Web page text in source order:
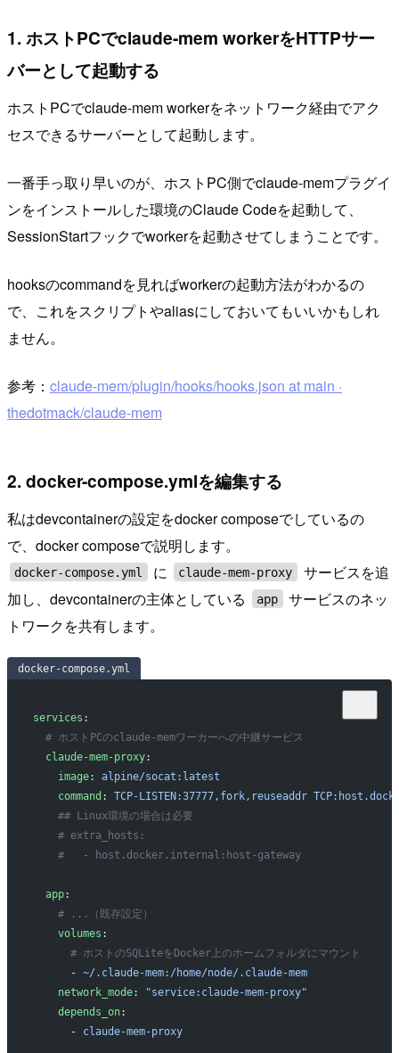
1. ホストPCでclaude-mem workerをHTTPサー
バーとして起動する
ホストPCでclaude-mem workerをネットワーク経由でアク
セスできるサーバーとして起動します。
一番手っ取り早いのが、ホストPC側でclaude-memプラグイ
ンをインストールした環境のClaude Codeを起動して、
SessionStartフックでworkerを起動させてしまうことです。
hooksのcommandを見ればworkerの起動方法がわかるの
で、これをスクリプトやaliasにしておいてもいいかもしれ
ません。
参考： claude-mem/plugin/hooks/hooks.json at main ·
thedotmack/claude-mem
2. docker-compose.ymlを編集する
私はdevcontainerの設定をdocker composeでしているの
で、docker composeで説明します。
docker-compose.yml に claude-mem-proxy
サービスを追
加し、devcontainerの主体としている
app
サービスのネッ
トワークを共有します。
docker-compose.yml
services :
  # ホストPCのclaude-memワーカーへの中継サービス
  claude-mem-proxy
:
    image
: alpine/socat:latest
    command
: TCP-LISTEN:37777,fork,reuseaddr
    ## Linux環境の場合は必要
    # extra_hosts:
    #   - host.docker.internal:host-gateway
  app
:
    # ...（既存設定）
    volumes
:
      # ホストのSQLiteをDocker上のホームフォルダにマウント
      -
~/.claude-mem:/home/node/.claude-mem
    network_mode
:
"service:claude-mem-proxy"
    depends_on
:
      -
claude-mem-proxy